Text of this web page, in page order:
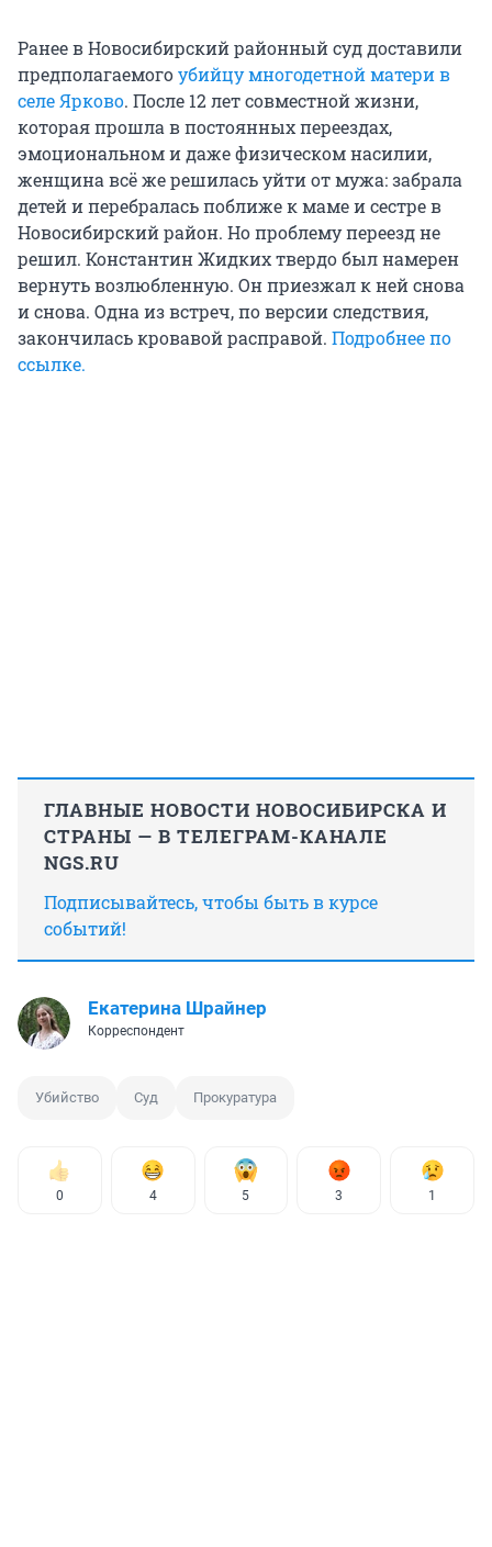
Ранее в Новосибирский районный суд доставили
предполагаемогоубийцу многодетной матери в
селе Ярково. После 12 лет совместной жизни,
которая прошла в постоянных переездах,
эмоциональном и даже физическом насилии,
женщина всё же решилась уйти от мужа: забрала
детей и перебралась поближе к маме и сестре в
Новосибирский район. Но проблему переезд не
решил. Константин Жидких твердо был намерен
вернуть возлюбленную. Он приезжал к ней снова
и снова. Одна из встреч, по версии следствия,
закончилась кровавой расправой. Подробнее по
ссылке.
ГЛАВНЫЕ НОВОСТИ НОВОСИБИРСКА И
СТРАНЫ — В ТЕЛЕГРАМ-КАНАЛЕ
NGS.RU
Подписывайтесь, чтобы быть в курсе
событий!
Екатерина Шрайнер
Корреспондент
Убийство Суд Прокуратура
0 4 5 3 1